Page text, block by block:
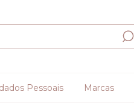
Pessoais Marcas